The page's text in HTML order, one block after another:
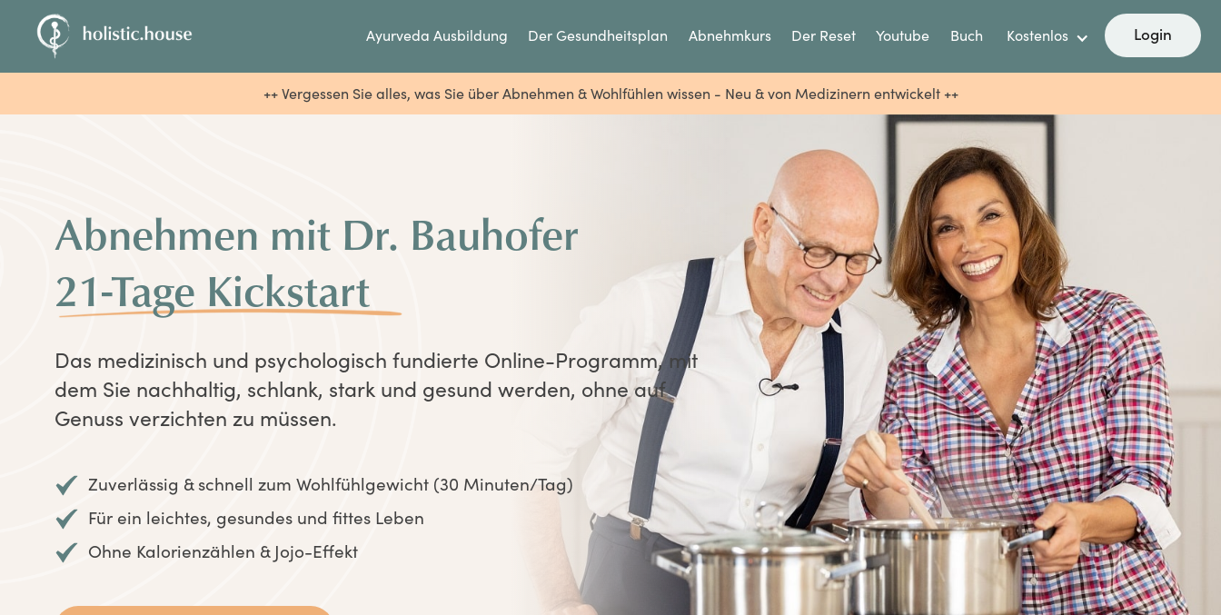
Ayurveda Ausbildung Der Gesundheitsplan Abnehmkurs Der Reset Youtube Buch Kostenlos Login
++ Vergessen Sie alles, was Sie über Abnehmen & Wohlfühlen wissen - Neu & von Medizinern entwickelt ++
Abnehmen mit Dr. Bauhofer
21-Tage Kickstart
Das medizinisch und psychologisch fundierte Online-Programm, mit
dem Sie nachhaltig, schlank, stark und gesund werden, ohne auf
Genuss verzichten zu müssen.
Zuverlässig & schnell zum Wohlfühlgewicht (30 Minuten/Tag)
Für ein leichtes, gesundes und fittes Leben
Ohne Kalorienzählen & Jojo-Effekt